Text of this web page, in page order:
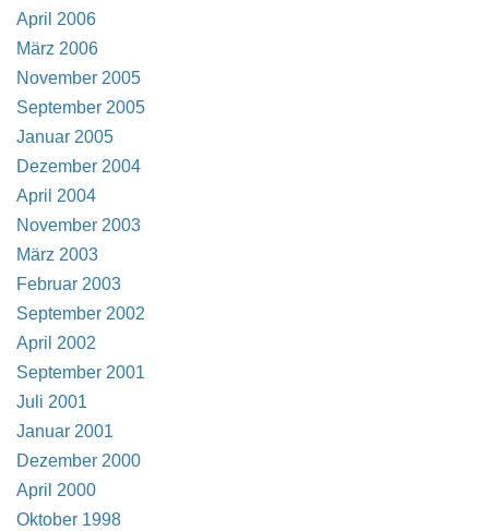
April 2006
März 2006
November 2005
September 2005
Januar 2005
Dezember 2004
April 2004
November 2003
März 2003
Februar 2003
September 2002
April 2002
September 2001
Juli 2001
Januar 2001
Dezember 2000
April 2000
Oktober 1998